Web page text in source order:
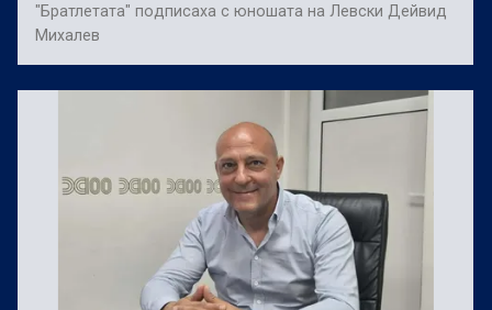
"Братлетата" подписаха с юношата на Левски Дейвид
Михалев